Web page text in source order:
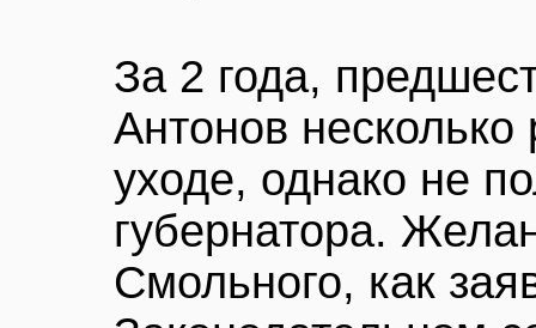
За 2 года,
Антонов
уходе, однако не
губернатора.
Смольного, как